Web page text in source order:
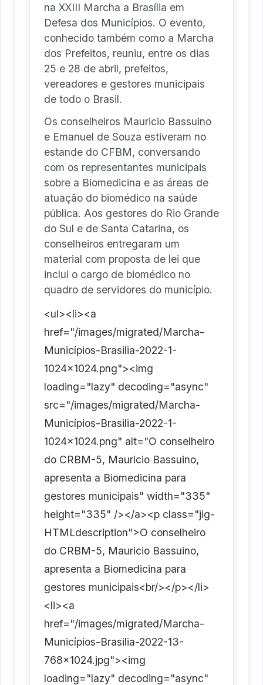
na XXIII Marcha a Brasília em
Defesa dos Municípios. O evento,
conhecido também como a Marcha
dos Prefeitos, reuniu, entre os dias
25 e 28 de abril, prefeitos,
vereadores e gestores municipais
de todo o Brasil.
Os conselheiros Mauricio Bassuino
e Emanuel de Souza estiveram no
estande do CFBM, conversando
com os representantes municipais
sobre a Biomedicina e as áreas de
atuação do biomédico na saúde
pública. Aos gestores do Rio Grande
do Sul e de Santa Catarina, os
conselheiros entregaram um
material com proposta de lei que
inclui o cargo de biomédico no
quadro de servidores do município.
<ul><li><a
href="/images/migrated/Marcha-
Municípios-Brasilia-2022-1-
1024x1024.png"><img
loading="lazy" decoding="async"
src="/images/migrated/Marcha-
Municípios-Brasilia-2022-1-
1024x1024.png" alt="O conselheiro
do CRBM-5, Mauricio Bassuino,
apresenta a Biomedicina para
gestores municipais" width="335"
height="335" /></a><p class="jig-
HTMLdescription">O conselheiro
do CRBM-5, Mauricio Bassuino,
apresenta a Biomedicina para
gestores municipais<br/></p></li>
<li><a
href="/images/migrated/Marcha-
Municípios-Brasilia-2022-13-
768x1024.jpg"><img
loading="lazy" decoding="async"